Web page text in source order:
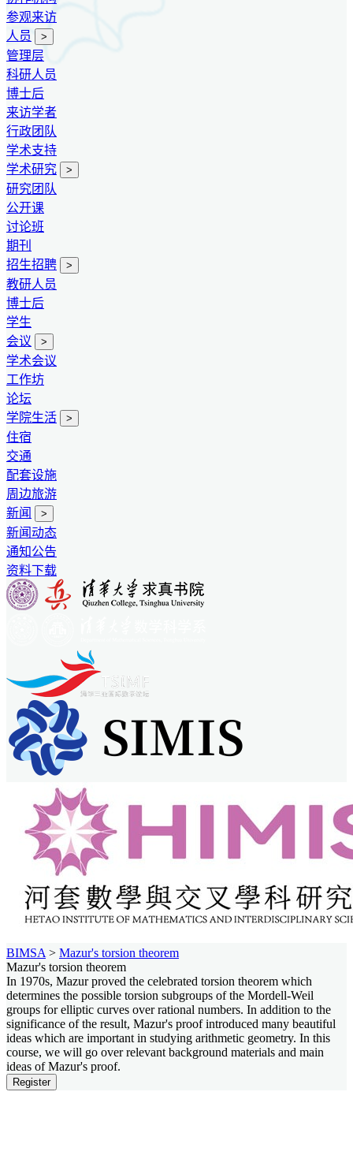
参观来访
人员
>
管理层
科研人员
博士后
来访学者
行政团队
学术支持
学术研究
>
研究团队
公开课
讨论班
期刊
招生招聘
>
教研人员
博士后
学生
会议
>
学术会议
工作坊
论坛
学院生活
>
住宿
交通
配套设施
周边旅游
新闻
>
新闻动态
通知公告
资料下载
BIMSA > Mazur's torsion theorem
Mazur's torsion theorem
In 1970s, Mazur proved the celebrated torsion theorem which
determines the possible torsion subgroups of the Mordell-Weil
groups for elliptic curves over rational numbers. In addition to the
significance of the result, Mazur's proof introduced many beautiful
ideas which are important in studying arithmetic geometry. In this
course, we will go over relevant background materials and main
ideas of Mazur's proof.
Register